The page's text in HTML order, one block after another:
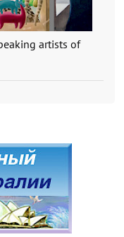
artists of